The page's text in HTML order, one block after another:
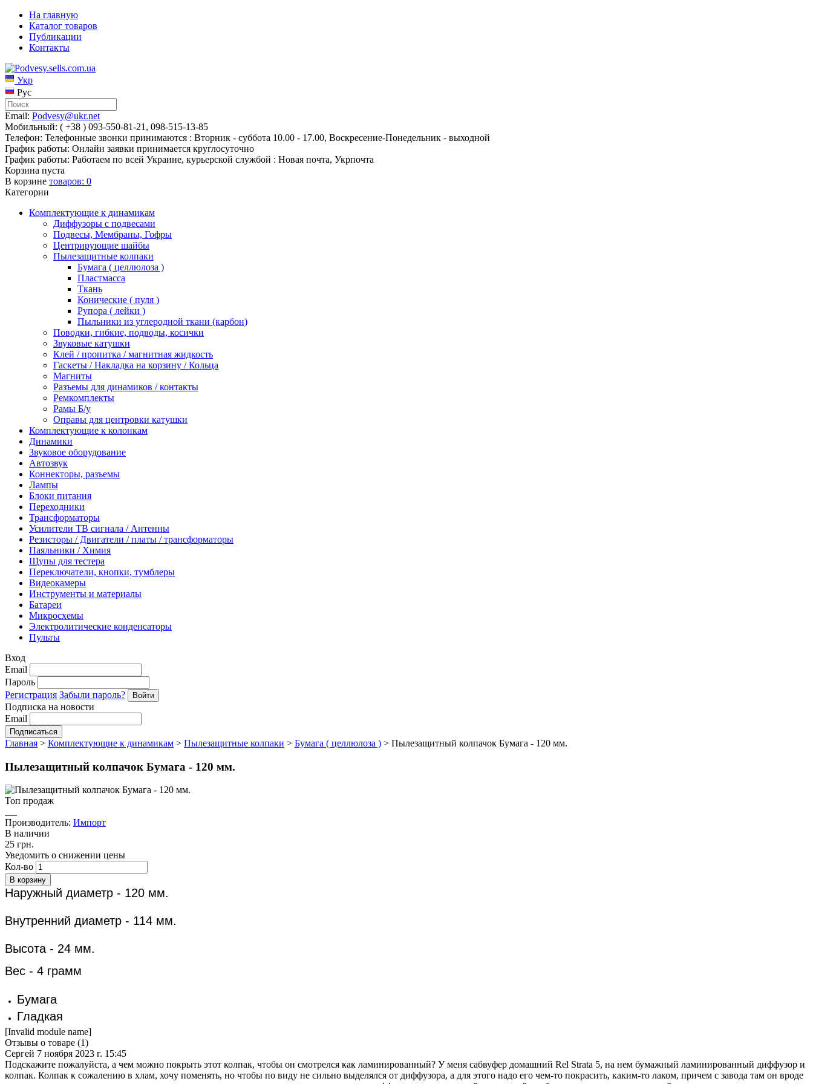
На главную
Каталог товаров
Публикации
Контакты
Укр
Рус
Email: Podvesy@ukr.net
Мобильный: ( +38 ) 093-550-81-21, 098-515-13-85
Телефон: Телефонные звонки принимаются : Вторник - суббота 10.00 - 17.00, Воскресение-Понедельник - выходной
График работы: Онлайн заявки принимается круглосуточно
График работы: Работаем по всей Украине, курьерской службой : Новая почта, Укрпочта
Корзина пуста
В корзине товаров: 0
Категории
Комплектующие к динамикам
Диффузоры с подвесами
Подвесы, Мембраны, Гофры
Центрирующие шайбы
Пылезащитные колпаки
Бумага ( целлюлоза )
Пластмасса
Ткань
Конические ( пуля )
Рупора ( лейки )
Пыльники из углеродной ткани (карбон)
Поводки, гибкие, подводы, косички
Звуковые катушки
Клей / пропитка / магнитная жидкость
Гаскеты / Накладка на корзину / Кольца
Магниты
Разъемы для динамиков / контакты
Ремкомплекты
Рамы Б/у
Оправы для центровки катушки
Комплектующие к колонкам
Динамики
Звуковое оборудование
Автозвук
Коннекторы, разъемы
Лампы
Блоки питания
Переходники
Трансформаторы
Усилители ТВ сигнала / Антенны
Резисторы / Двигатели / платы / трансформаторы
Паяльники / Химия
Щупы для тестера
Переключатели, кнопки, тумблеры
Видеокамеры
Инструменты и материалы
Батареи
Микросхемы
Электролитические конденсаторы
Пульты
Вход
Email
Пароль
Регистрация Забыли пароль?
Подписка на новости
Email
Главная > Комплектующие к динамикам > Пылезащитные колпаки > Бумага ( целлюлоза ) > Пылезащитный колпачок Бумага - 120 мм.
Пылезащитный колпачок Бумага - 120 мм.
Топ продаж
Производитель: Импорт
В наличии
25 грн.
Уведомить о снижении цены
Кол-во
Наружный диаметр - 120 мм.
Внутренний диаметр - 114 мм.
Высота - 24 мм.
​Вес - 4 грамм
Бумага
Гладкая
[Invalid module name]
Отзывы о товаре (1)
Сергей 7 ноября 2023 г. 15:45
Подскажите пожалуйста, а чем можно покрыть этот колпак, чтобы он смотрелся как ламинированный? У меня сабвуфер домашний Rel Strata 5, на нем бумажный ламинированный диффузор и
колпак. Колпак к сожалению в хлам, хочу поменять, но чтобы по виду не сильно выделялся от диффузора, а для этого надо его чем-то покрасить, каким-то лаком, причем с завода там он вроде